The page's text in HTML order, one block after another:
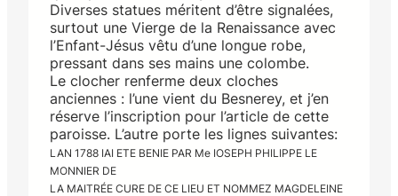
Diverses statues méritent d’être signalées,
surtout une Vierge de la Renaissance avec
l’Enfant-Jésus vêtu d’une longue robe,
pressant dans ses mains une colombe.
Le clocher renferme deux cloches
anciennes : l’une vient du Besnerey, et j’en
réserve l’inscription pour l’article de cette
paroisse. L’autre porte les lignes suivantes:
LAN 1788 IAI ETE BENIE PAR Me IOSEPH PHILIPPE LE
MONNIER DE
LA MAITRÉE CURE DE CE LIEU ET NOMMEZ MAGDELEINE